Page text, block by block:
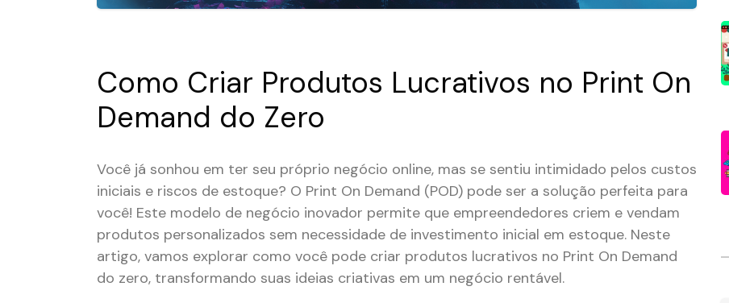
Como Criar Produtos Lucrativos no Print On
Demand do Zero
Você já sonhou em ter seu próprio negócio online, mas se sentiu intimidado pelos custos
iniciais e riscos de estoque? O Print On Demand (POD) pode ser a solução perfeita para
você! Este modelo de negócio inovador permite que empreendedores criem e vendam
produtos personalizados sem necessidade de investimento inicial em estoque. Neste
artigo, vamos explorar como você pode criar produtos lucrativos no Print On Demand
do zero, transformando suas ideias criativas em um negócio rentável.